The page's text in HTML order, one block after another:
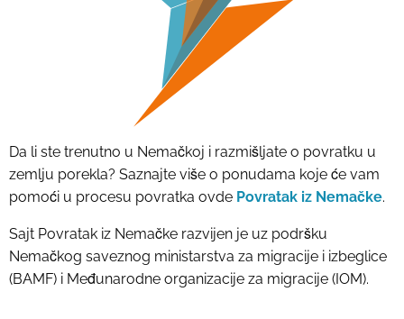
Da li ste trenutno u Nemačkoj i razmišljate o povratku u
zemlju porekla? Saznajte više o ponudama koje će vam
pomoći u procesu povratka ovde Povratak iz Nemačke.
Sajt Povratak iz Nemačke razvijen je uz podršku
Nemačkog saveznog ministarstva za migracije i izbeglice
(BAMF) i Međunarodne organizacije za migracije (IOM).